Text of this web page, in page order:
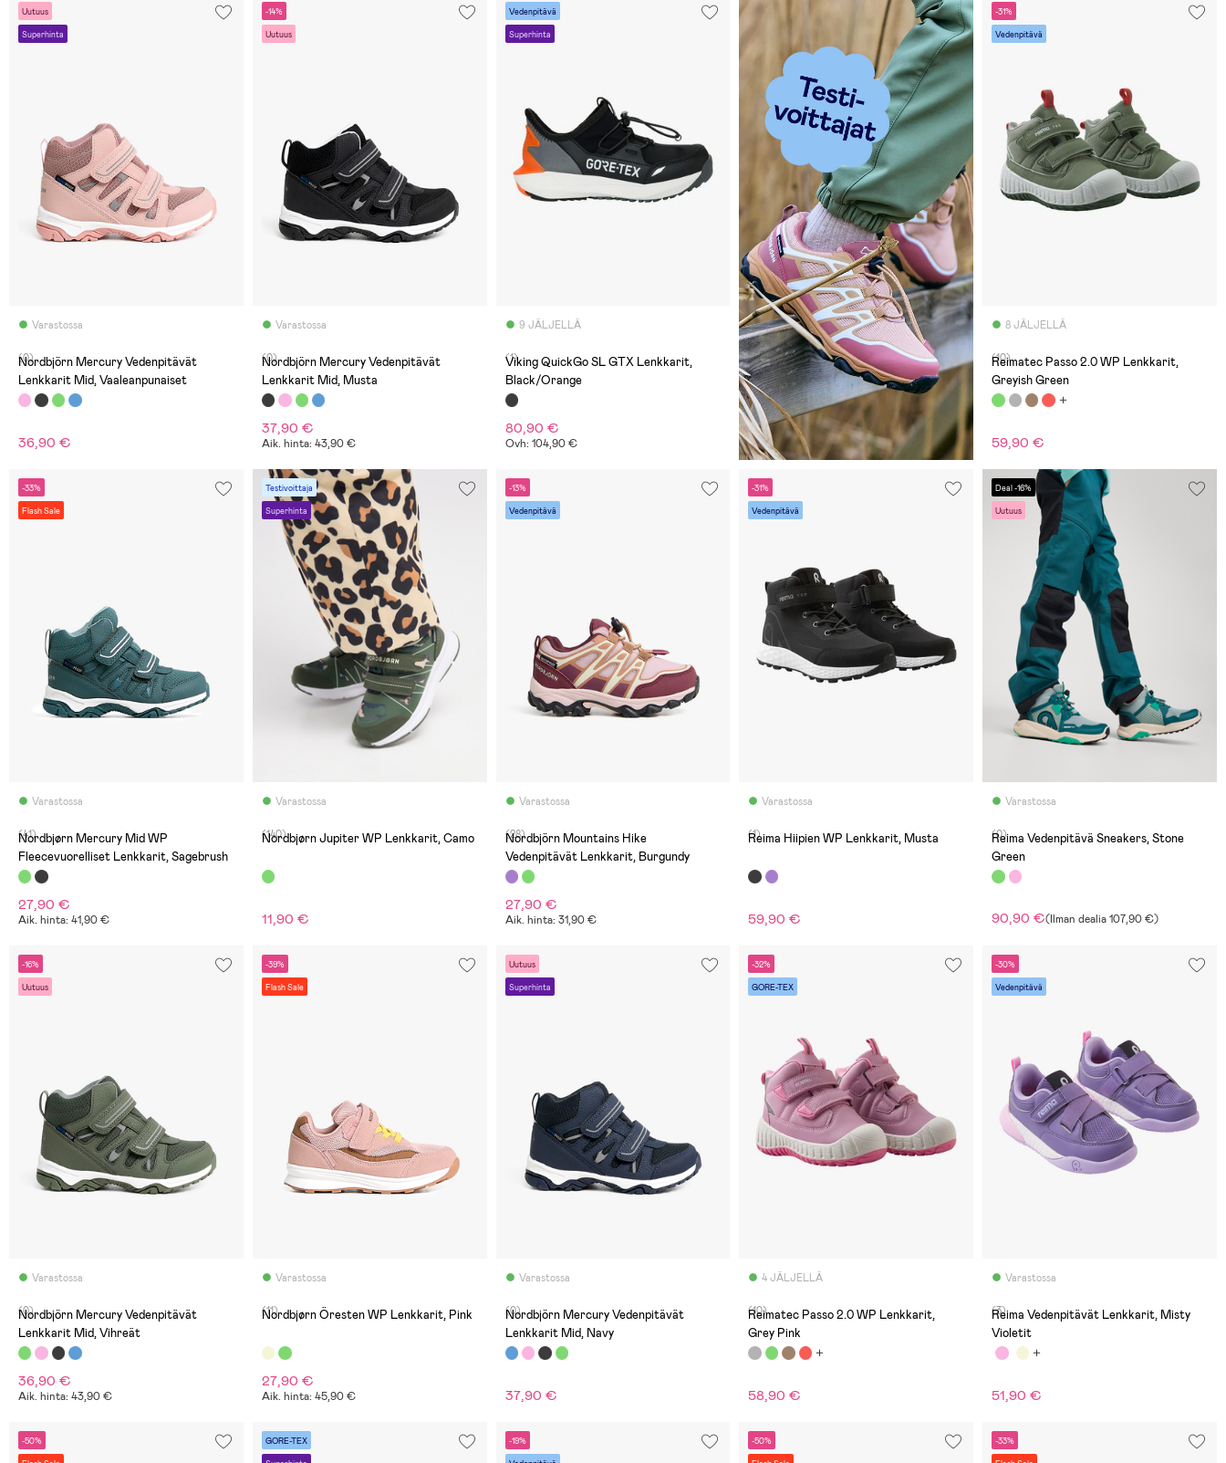
Uutuus
Superhinta
Varastossa
(0)
Nordbjörn Mercury Vedenpitävät
Lenkkarit Mid, Vaaleanpunaiset
36,90 €
-14%
Uutuus
Varastossa
(0)
Nordbjörn Mercury Vedenpitävät
Lenkkarit Mid, Musta
37,90 €
Aik. hinta: 43,90 €
Vedenpitävä
Superhinta
9 JÄLJELLÄ
(1)
Viking QuickGo SL GTX Lenkkarit,
Black/Orange
80,90 €
Ovh: 104,90 €
-31%
Vedenpitävä
8 JÄLJELLÄ
(10)
Reimatec Passo 2.0 WP Lenkkarit,
Greyish Green
59,90 €
-33%
Flash Sale
Varastossa
(41)
Nordbjørn Mercury Mid WP
Fleecevuorelliset Lenkkarit, Sagebrush
27,90 €
Aik. hinta: 41,90 €
Testivoittaja
Superhinta
Varastossa
(140)
Nordbjørn Jupiter WP Lenkkarit, Camo
11,90 €
-13%
Vedenpitävä
Varastossa
(28)
Nordbjörn Mountains Hike
Vedenpitävät Lenkkarit, Burgundy
27,90 €
Aik. hinta: 31,90 €
-31%
Vedenpitävä
Varastossa
(1)
Reima Hiipien WP Lenkkarit, Musta
59,90 €
Deal -16%
Uutuus
Varastossa
(0)
Reima Vedenpitävä Sneakers, Stone
Green
90,90 €(Ilman dealia107,90 €)
-16%
Uutuus
Varastossa
(0)
Nordbjörn Mercury Vedenpitävät
Lenkkarit Mid, Vihreät
36,90 €
Aik. hinta: 43,90 €
-39%
Flash Sale
Varastossa
(11)
Nordbjørn Öresten WP Lenkkarit, Pink
27,90 €
Aik. hinta: 45,90 €
Uutuus
Superhinta
Varastossa
(0)
Nordbjörn Mercury Vedenpitävät
Lenkkarit Mid, Navy
37,90 €
-32%
GORE-TEX
4 JÄLJELLÄ
(10)
Reimatec Passo 2.0 WP Lenkkarit,
Grey Pink
58,90 €
-30%
Vedenpitävä
Varastossa
(3)
Reima Vedenpitävät Lenkkarit, Misty
Violetit
51,90 €
-50% GORE-TEX -19% -50% -33%